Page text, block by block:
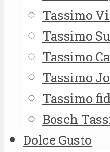
Tassimo
Tassimo
Tassimo
Tassimo
Tassimo
Bosch
Dolce Gusto